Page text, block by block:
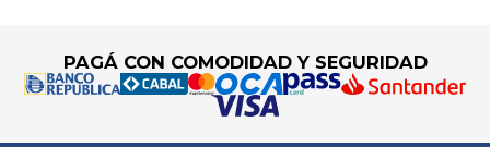
PAGÁ CON COMODIDAD Y SEGURIDAD